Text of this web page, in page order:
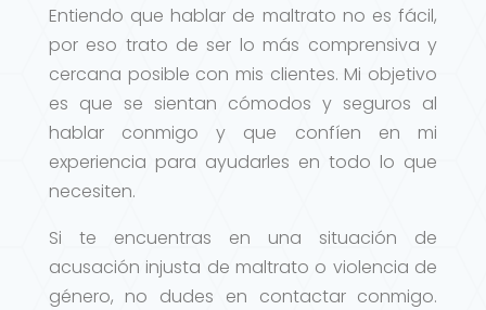
Entiendo que hablar de maltrato no es fácil,
por eso trato de ser lo más comprensiva y
cercana posible con mis clientes. Mi objetivo
es que se sientan cómodos y seguros al
hablar conmigo y que confíen en mi
experiencia para ayudarles en todo lo que
necesiten.
Si te encuentras en una situación de
acusación injusta de maltrato o violencia de
género, no dudes en contactar conmigo.